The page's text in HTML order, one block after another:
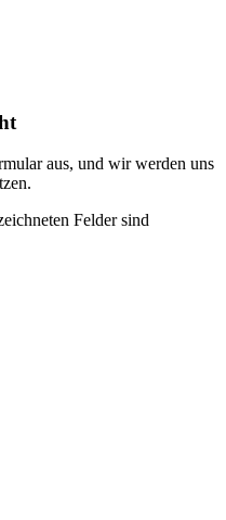
aus, und wir werden uns
Felder sind